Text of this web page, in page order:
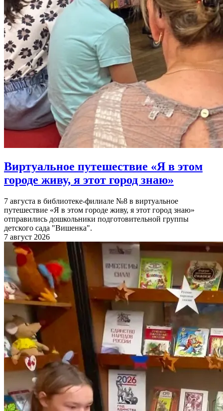
Виртуальное путешествие «Я в этом
городе живу, я этот город знаю»
7 августа в библиотеке-филиале №8 в виртуальное
путешествие «Я в этом городе живу, я этот город знаю»
отправились дошкольники подготовительной группы
детского сада "Вишенка".
7 август 2026